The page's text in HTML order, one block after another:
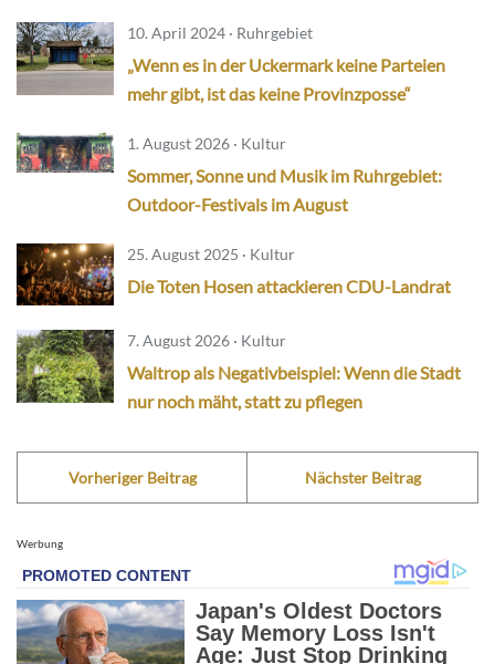
10. April 2024 · Ruhrgebiet
„Wenn es in der Uckermark keine Parteien
mehr gibt, ist das keine Provinzposse“
1. August 2026 · Kultur
Sommer, Sonne und Musik im Ruhrgebiet:
Outdoor-Festivals im August
25. August 2025 · Kultur
Die Toten Hosen attackieren CDU-Landrat
7. August 2026 · Kultur
Waltrop als Negativbeispiel: Wenn die Stadt
nur noch mäht, statt zu pflegen
Vorheriger Beitrag Nächster Beitrag
Werbung